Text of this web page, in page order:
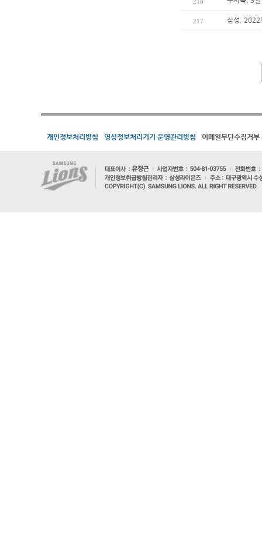
217 삼성, 2022
개인정보처리방침 영상정보처리기기 운영관리방침 이메일무단수집거부